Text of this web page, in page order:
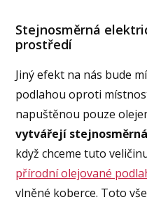
Stejnosměrná
prostředí
Jiný efekt na nás bude
podlahou oproti
napuštěnou pouze
vytvářejí
když chceme tuto
přírodní olejované
vlněné koberce. Toto